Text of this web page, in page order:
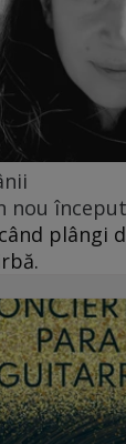
nou început
plângi